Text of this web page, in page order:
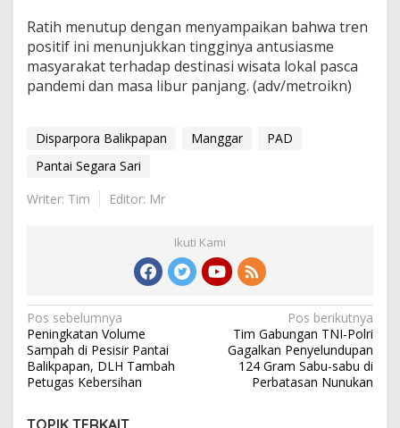
Ratih menutup dengan menyampaikan bahwa tren
positif ini menunjukkan tingginya antusiasme
masyarakat terhadap destinasi wisata lokal pasca
pandemi dan masa libur panjang. (adv/metroikn)
Disparpora Balikpapan Manggar
PAD
Pantai Segara Sari
Writer: Tim
Editor: Mr
Ikuti Kami
Navigasi
pos
Pos sebelumnya
Peningkatan Volume
Sampah di Pesisir Pantai
Balikpapan, DLH Tambah
Petugas Kebersihan
Pos berikutnya
Tim Gabungan TNI-Polri
Gagalkan Penyelundupan
124 Gram Sabu-sabu di
Perbatasan Nunukan
TOPIK TERKAIT